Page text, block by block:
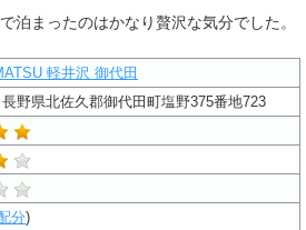
泊まったのはかなり贅沢な気分でした。
軽井沢 御代田
野県北佐久郡御代田町塩野375番地723
分)